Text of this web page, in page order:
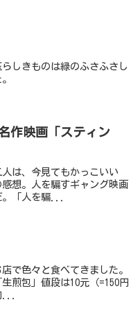
しきものは緑のふさふさし
作映画「スティン
は、今見てもかっこいい
想。人を騙すギャング映画
。「人を騙...
で色々と食べてきました。
煎包」値段は10元（=150円
...